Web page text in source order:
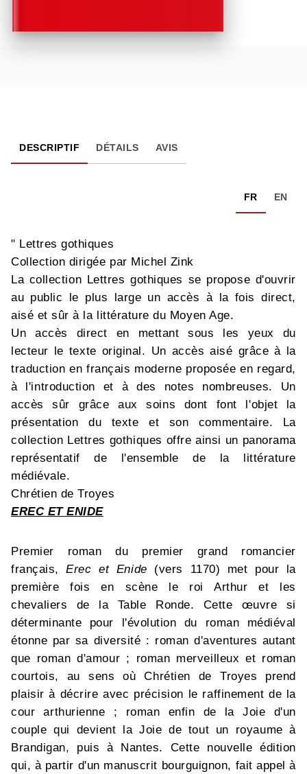
DESCRIPTIF DÉTAILS AVIS
FR EN
" Lettres gothiques
Collection dirigée par Michel Zink
La collection Lettres gothiques se propose d'ouvrir
au public le plus large un accès à la fois direct,
aisé et sûr à la littérature du Moyen Age.
Un accès direct en mettant sous les yeux du
lecteur le texte original. Un accès aisé grâce à la
traduction en français moderne proposée en regard,
à l'introduction et à des notes nombreuses. Un
accès sûr grâce aux soins dont font l'objet la
présentation du texte et son commentaire. La
collection Lettres gothiques offre ainsi un panorama
représentatif de l'ensemble de la littérature
médiévale.
Chrétien de Troyes
EREC ET ENIDE
Premier roman du premier grand romancier
français,Erec et Enide (vers 1170) met pour la
première fois en scène le roi Arthur et les
chevaliers de la Table Ronde. Cette œuvre si
déterminante pour l'évolution du roman médiéval
étonne par sa diversité : roman d'aventures autant
que roman d'amour ; roman merveilleux et roman
courtois, au sens où Chrétien de Troyes prend
plaisir à décrire avec précision le raffinement de la
cour arthurienne ; roman enfin de la Joie d'un
couple qui devient la Joie de tout un royaume à
Brandigan, puis à Nantes. Cette nouvelle édition
qui, à partir d'un manuscrit bourguignon, fait appel à